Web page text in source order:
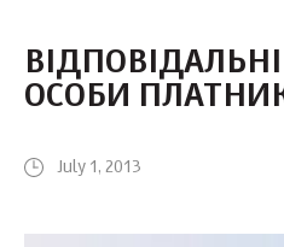
ОСОБИ
July 1, 2013